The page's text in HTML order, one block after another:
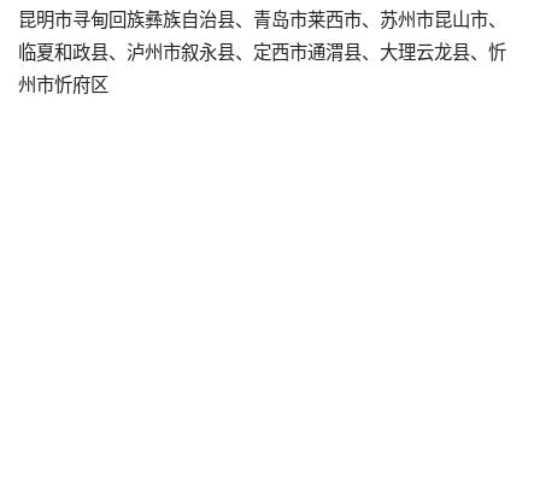
昆明市寻甸回族彝族自治县、青岛市莱西市、苏州市昆山市、
临夏和政县、泸州市叙永县、定西市通渭县、大理云龙县、忻
州市忻府区